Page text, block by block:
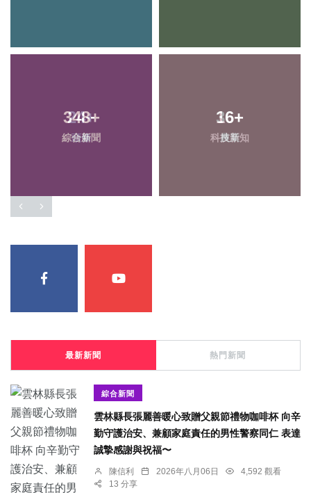
24+
頭條
36+
農業
348+
綜合新聞
16+
科技新知
最新新聞 熱門新聞
綜合新聞
雲林縣長張麗善暖心致贈父親節禮物咖啡杯 向辛
勤守護治安、兼顧家庭責任的男性警察同仁 表達
誠摯感謝與祝福〜
陳信利 2026年八月06日
4,592 觀看
13 分享